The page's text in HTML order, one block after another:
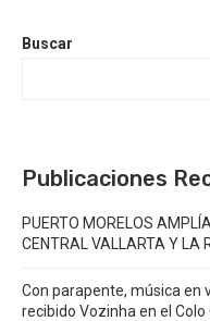
Buscar
Publicaciones
PUERTO MORELOS
CENTRAL VALLARTA Y LA
Con parapente, música en
recibido Vozinha en el Colo